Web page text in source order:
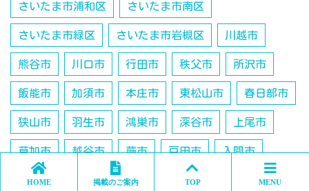
さいたま市浦和区 さいたま市南区
さいたま市緑区 さいたま市岩槻区 川越市
熊谷市 川口市 行田市 秩父市 所沢市
飯能市 加須市 本庄市 東松山市 春日部市
狭山市 羽生市 鴻巣市 深谷市 上尾市
草加市 越谷市 蕨市 戸田市 入間市
鶴ヶ島市 朝霞市 志木市 和光市 新座市
HOME 掲載のご案内 TOP MENU